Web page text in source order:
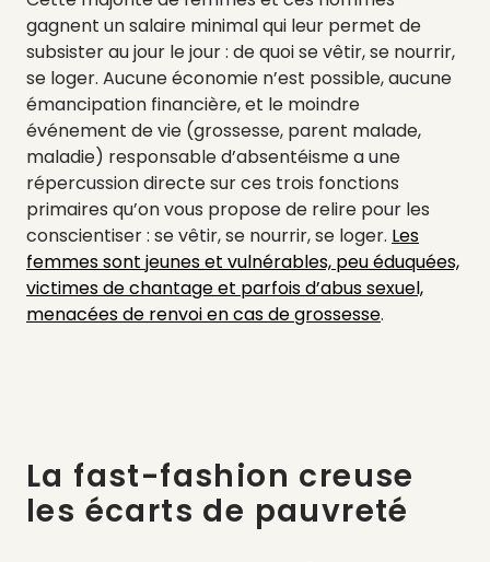
gagnent un salaire minimal qui leur permet de
subsister au jour le jour : de quoi se vêtir, se nourrir,
se loger. Aucune économie n’est possible, aucune
émancipation financière, et le moindre
événement de vie (grossesse, parent malade,
maladie) responsable d’absentéisme a une
répercussion directe sur ces trois fonctions
primaires qu’on vous propose de relire pour les
conscientiser : se vêtir, se nourrir, se loger. Les
femmes sont jeunes et vulnérables, peu éduquées,
victimes de chantage et parfois d’abus sexuel,
menacées de renvoi en cas de grossesse.
La fast-fashion creuse
les écarts de pauvreté